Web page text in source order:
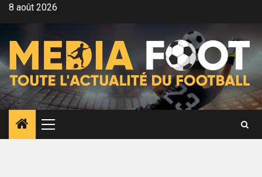
Aller8 août 2026
Menu
principal